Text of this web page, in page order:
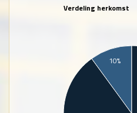
Verdeling herkomst
10%